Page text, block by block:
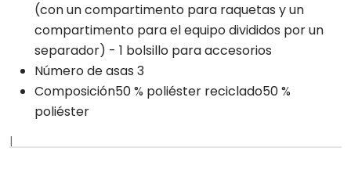
(con un compartimento para raquetas y un
compartimento para el equipo divididos por un
separador) - 1 bolsillo para accesorios
Número de asas 3
Composición50 % poliéster reciclado50 %
poliéster
|